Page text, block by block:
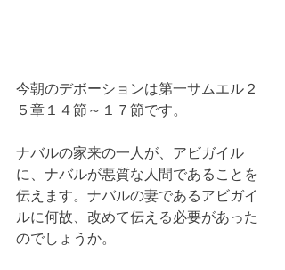
今朝のデボーションは第一サムエル２
５章１４節～１７節です。
ナバルの家来の一人が、アビガイル
に、ナバルが悪質な人間であることを
伝えます。ナバルの妻であるアビガイ
ルに何故、改めて伝える必要があった
のでしょうか。